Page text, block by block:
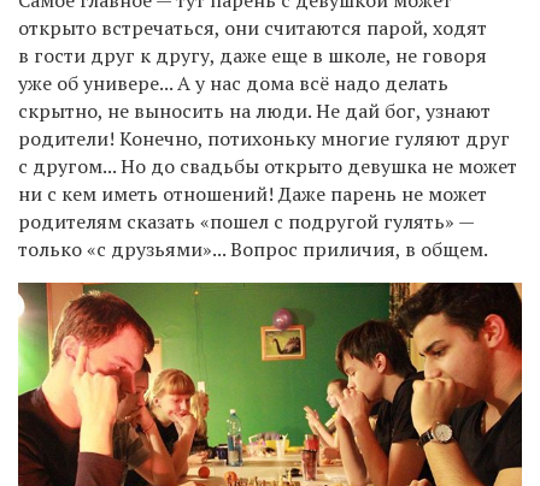
открыто встречаться, они считаются парой, ходят
в гости друг к другу, даже еще в школе, не говоря
уже об универе... А у нас дома всё надо делать
скрытно, не выносить на люди. Не дай бог, узнают
родители! Конечно, потихоньку многие гуляют друг
с другом... Но до свадьбы открыто девушка не может
ни с кем иметь отношений! Даже парень не может
родителям сказать «пошел с подругой гулять» —
только «с друзьями»... Вопрос приличия, в общем.